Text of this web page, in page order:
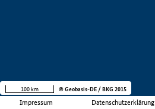
Impressum Datenschutzerklärung
100 km © Geobasis-DE / BKG 2015